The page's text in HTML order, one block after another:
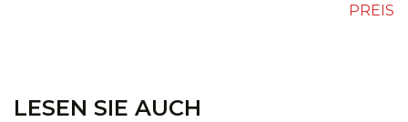
PREIS
LESEN SIE AUCH